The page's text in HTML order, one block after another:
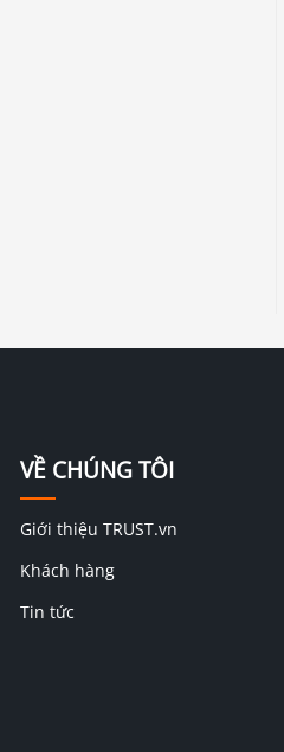
VỀ CHÚNG TÔI
Giới thiệu TRUST.vn
Khách hàng
Tin tức